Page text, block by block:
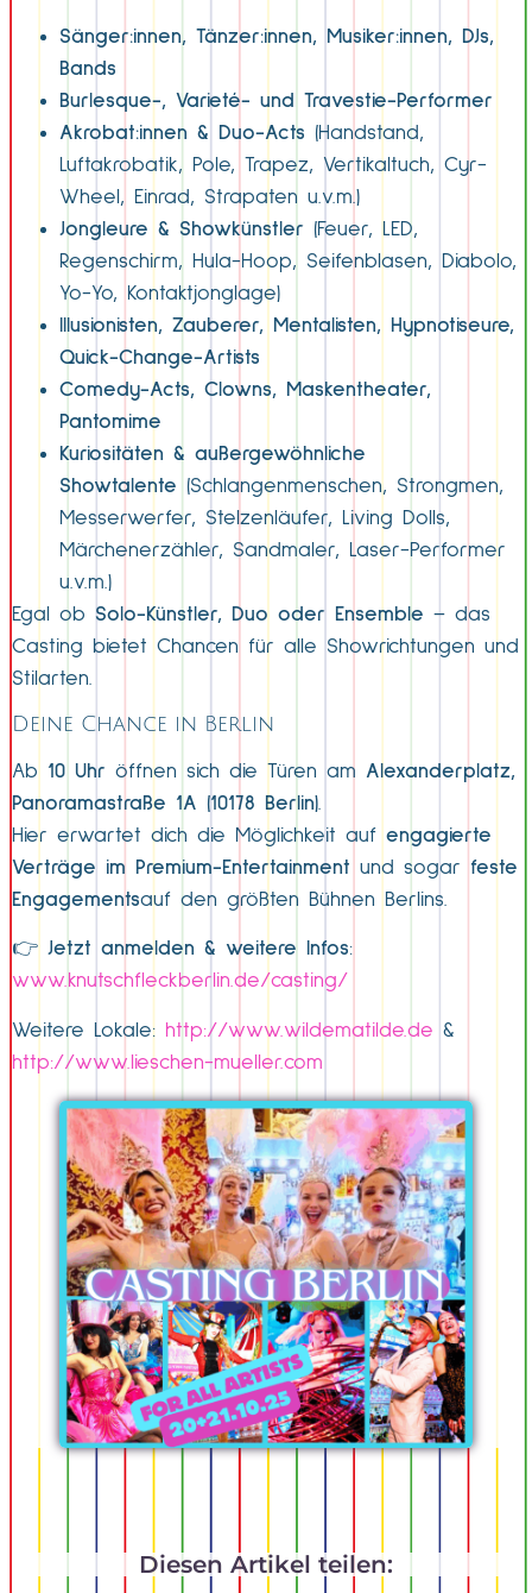
Sänger:innen, Tänzer:innen, Musiker:innen, DJs,
Bands
Burlesque-, Varieté- und Travestie-Performer
Akrobat:innen & Duo-Acts (Handstand,
Luftakrobatik, Pole, Trapez, Vertikaltuch, Cyr-
Wheel, Einrad, Strapaten u.v.m.)
Jongleure & Showkünstler (Feuer, LED,
Regenschirm, Hula-Hoop, Seifenblasen, Diabolo,
Yo-Yo, Kontaktjonglage)
Illusionisten, Zauberer, Mentalisten, Hypnotiseure,
Quick-Change-Artists
Comedy-Acts, Clowns, Maskentheater,
Pantomime
Kuriositäten & außergewöhnliche
Showtalente (Schlangenmenschen, Strongmen,
Messerwerfer, Stelzenläufer, Living Dolls,
Märchenerzähler, Sandmaler, Laser-Performer
u.v.m.)
Egal ob Solo-Künstler, Duo oder Ensemble – das
Casting bietet Chancen für alle Showrichtungen und
Stilarten.
Deine Chance in Berlin
Ab 10 Uhr öffnen sich die Türen am Alexanderplatz,
Panoramastraße 1A (10178 Berlin).
Hier erwartet dich die Möglichkeit auf engagierte
Verträge im Premium-Entertainment und sogar feste
Engagementsauf den größten Bühnen Berlins.
👉 Jetzt anmelden & weitere Infos:
www.knutschfleckberlin.de/casting/
Weitere Lokale: http://www.wildematilde.de &
http://www.lieschen-mueller.com
Diesen Artikel teilen: